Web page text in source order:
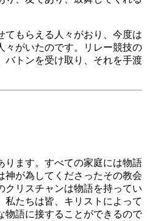
てもらえる人々がおり、今度は
々がいたのです。リレー競技の
バトンを受け取り、それを手渡
ります。すべての家庭には物語
神が為してくださったその教会
クリスチャンは物語を持ってい
私たちは皆、キリストによって
物語に接することができるので